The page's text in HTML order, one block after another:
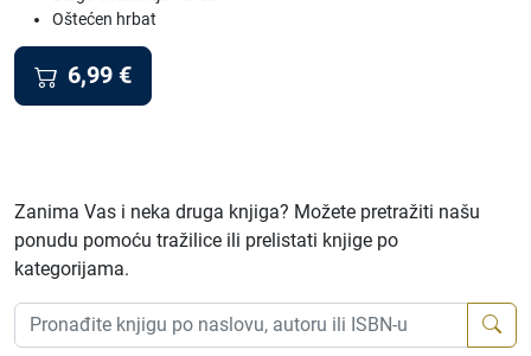
Oštećen hrbat
6,99 €
Zanima Vas i neka druga knjiga? Možete pretražiti našu
ponudu pomoću tražilice ili prelistati knjige po
kategorijama.